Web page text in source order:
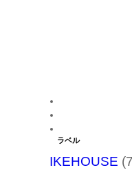
ラベル
IKEHOUSE